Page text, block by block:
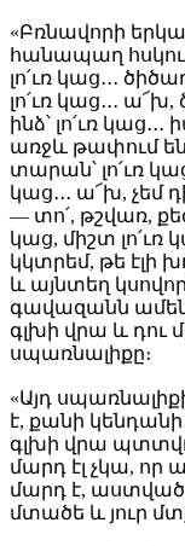
«Բռնավորի
հանապաղ հսկում
լո՛ւռ կաց․․․
լո՛ւռ կաց․․․
ինձ՝ լո՛ւռ
առջև թափում
տարան՝ լո՛ւռ
կաց․․․ ա՜խ, չեմ
— տո՛, թշվառ, քեզ
կաց, միշտ լո՛ւռ
կկտրեմ, թե էլի
և այնտեղ
գավազանն
գլխի վրա և դու
սպառնալիքը։
«Այդ
է, քանի
գլխի վրա
մարդ էլ չկա, որ
մարդ է, աստված
մտածե և յուր